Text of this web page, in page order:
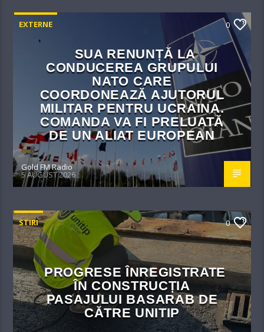
EXTERNE 0
SUA RENUNȚĂ LA
CONDUCEREA GRUPULUI
NATO CARE
COORDONEAZĂ AJUTORUL
MILITAR PENTRU UCRAINA.
COMANDA VA FI PRELUATĂ
DE UN ALIAT EUROPEAN
Gold FM Radio
5 AUGUST 2026
STIRI 0
PROGRESE ÎNREGISTRATE
ÎN CONSTRUCȚIA
PASAJULUI BASARAB DE
CĂTRE UNITIP